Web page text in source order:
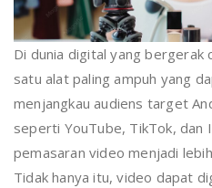
Di dunia digital yang bergerak
satu alat paling ampuh yang
menjangkau audiens target
seperti YouTube, TikTok, dan
pemasaran video menjadi
Tidak hanya itu, video dapat